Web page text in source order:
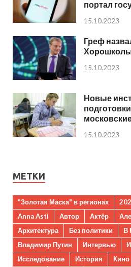
портал
15.10.2023
Греф
15.10.2023
Новые
15.10.2023
МЕТКИ
"Золотая Маска" в регионах
Anna Asti
Автор Актёр
Архитектура
Без политики
В
Владимир Путин
Интервью
Исследование
История Кино